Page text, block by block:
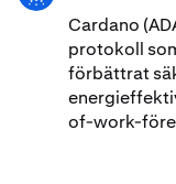
Cardano
protokoll
förbättrat
of-work-